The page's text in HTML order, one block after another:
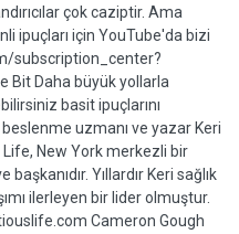
çok caziptir. Ama
ipuçları için YouTube'da bizi
subscription_center?
Bit Daha büyük yollarla
basit ipuçlarını
uzmanı ve yazar Keri
New York merkezli bir
Yıllardır Keri sağlık
ilerleyen bir lider olmuştur.
Cameron Gough